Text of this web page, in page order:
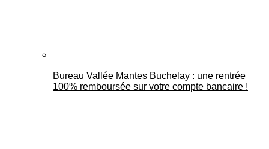
Bureau Vallée Mantes Buchelay : une rentrée
100% remboursée sur votre compte bancaire !